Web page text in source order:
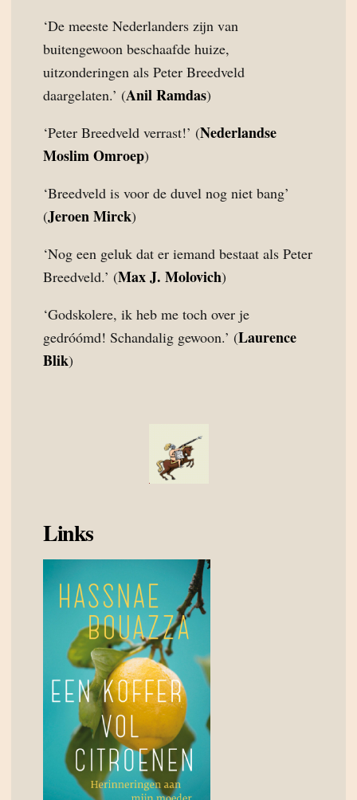
‘De meeste Nederlanders zijn van
buitengewoon beschaafde huize,
uitzonderingen als Peter Breedveld
daargelaten.’ (Anil Ramdas)
‘Peter Breedveld verrast!’ (Nederlandse
Moslim Omroep)
‘Breedveld is voor de duvel nog niet bang’
(Jeroen Mirck)
‘Nog een geluk dat er iemand bestaat als Peter
Breedveld.’ (Max J. Molovich)
‘Godskolere, ik heb me toch over je
gedróómd! Schandalig gewoon.’ (Laurence
Blik)
Links